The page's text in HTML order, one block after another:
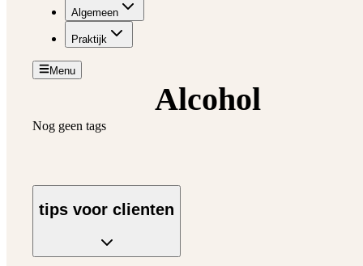
Algemeen
Praktijk
Menu
Alcohol
Nog geen tags
tips voor clienten